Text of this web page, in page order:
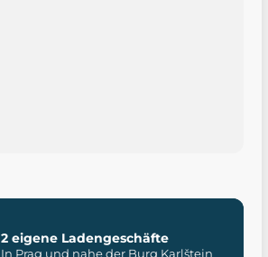
2 eigene Ladengeschäfte
In Prag und nahe der Burg Karlštejn